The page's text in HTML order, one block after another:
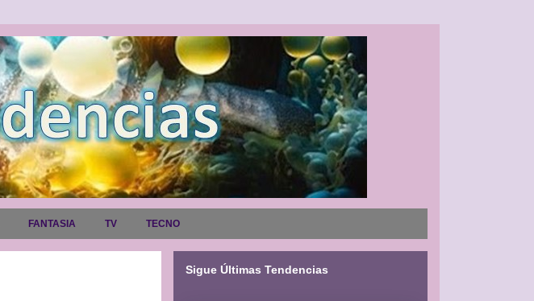
FANTASIA TV TECNO
Sigue Últimas Tendencias